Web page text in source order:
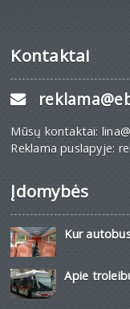
Kontaktai
Mūsų kontaktai:
Reklama puslapyje:
Įdomybės
Kur
Apie